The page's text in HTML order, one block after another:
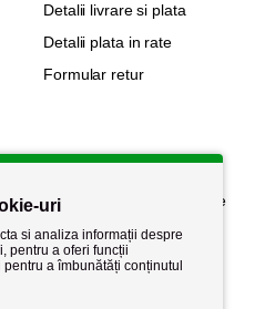
Detalii livrare si plata
Detalii plata in rate
Formular retur
Politica de confidențialitate
Politica de retur
Termeni si conditii
uri
si analiza informații despre
pentru a oferi funcții
a îmbunătăți conținutul